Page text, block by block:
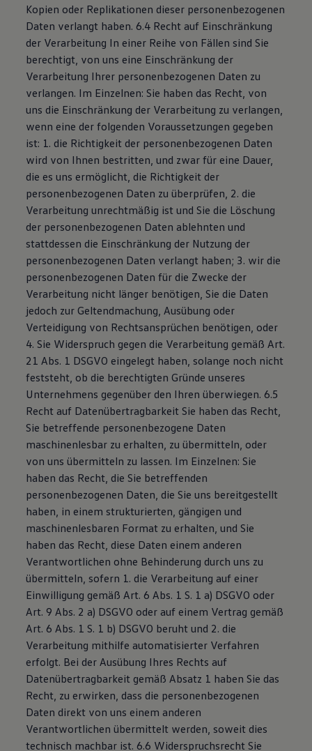
Kopien oder Replikationen dieser personenbezogenen
Daten verlangt haben. 6.4 Recht auf Einschränkung
der Verarbeitung In einer Reihe von Fällen sind Sie
berechtigt, von uns eine Einschränkung der
Verarbeitung Ihrer personenbezogenen Daten zu
verlangen. Im Einzelnen: Sie haben das Recht, von
uns die Einschränkung der Verarbeitung zu verlangen,
wenn eine der folgenden Voraussetzungen gegeben
ist: 1. die Richtigkeit der personenbezogenen Daten
wird von Ihnen bestritten, und zwar für eine Dauer,
die es uns ermöglicht, die Richtigkeit der
personenbezogenen Daten zu überprüfen, 2. die
Verarbeitung unrechtmäßig ist und Sie die Löschung
der personenbezogenen Daten ablehnten und
stattdessen die Einschränkung der Nutzung der
personenbezogenen Daten verlangt haben; 3. wir die
personenbezogenen Daten für die Zwecke der
Verarbeitung nicht länger benötigen, Sie die Daten
jedoch zur Geltendmachung, Ausübung oder
Verteidigung von Rechtsansprüchen benötigen, oder
4. Sie Widerspruch gegen die Verarbeitung gemäß Art.
21 Abs. 1 DSGVO eingelegt haben, solange noch nicht
feststeht, ob die berechtigten Gründe unseres
Unternehmens gegenüber den Ihren überwiegen. 6.5
Recht auf Datenübertragbarkeit Sie haben das Recht,
Sie betreffende personenbezogene Daten
maschinenlesbar zu erhalten, zu übermitteln, oder
von uns übermitteln zu lassen. Im Einzelnen: Sie
haben das Recht, die Sie betreffenden
personenbezogenen Daten, die Sie uns bereitgestellt
haben, in einem strukturierten, gängigen und
maschinenlesbaren Format zu erhalten, und Sie
haben das Recht, diese Daten einem anderen
Verantwortlichen ohne Behinderung durch uns zu
übermitteln, sofern 1. die Verarbeitung auf einer
Einwilligung gemäß Art. 6 Abs. 1 S. 1 a) DSGVO oder
Art. 9 Abs. 2 a) DSGVO oder auf einem Vertrag gemäß
Art. 6 Abs. 1 S. 1 b) DSGVO beruht und 2. die
Verarbeitung mithilfe automatisierter Verfahren
erfolgt. Bei der Ausübung Ihres Rechts auf
Datenübertragbarkeit gemäß Absatz 1 haben Sie das
Recht, zu erwirken, dass die personenbezogenen
Daten direkt von uns einem anderen
Verantwortlichen übermittelt werden, soweit dies
technisch machbar ist. 6.6 Widerspruchsrecht Sie